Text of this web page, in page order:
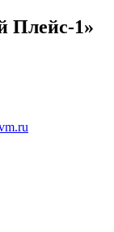
Плейс-1»